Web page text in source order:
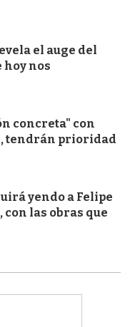
el auge del
hoy nos
concreta" con
tendrán prioridad
yendo a Felipe
con las obras que